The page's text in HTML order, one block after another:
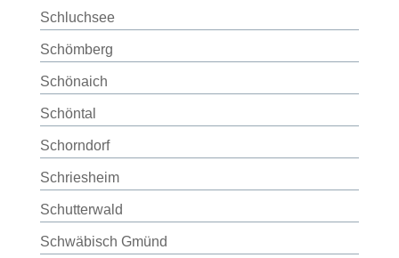
Schluchsee
Schömberg
Schönaich
Schöntal
Schorndorf
Schriesheim
Schutterwald
Schwäbisch Gmünd